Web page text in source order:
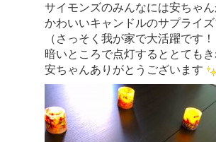
サイモンズのみんなには安ちゃ
かわいいキャンドルのサプライ
（さっそく我が家で大活躍です！
暗いところで点灯するととても
安ちゃんありがとうございます